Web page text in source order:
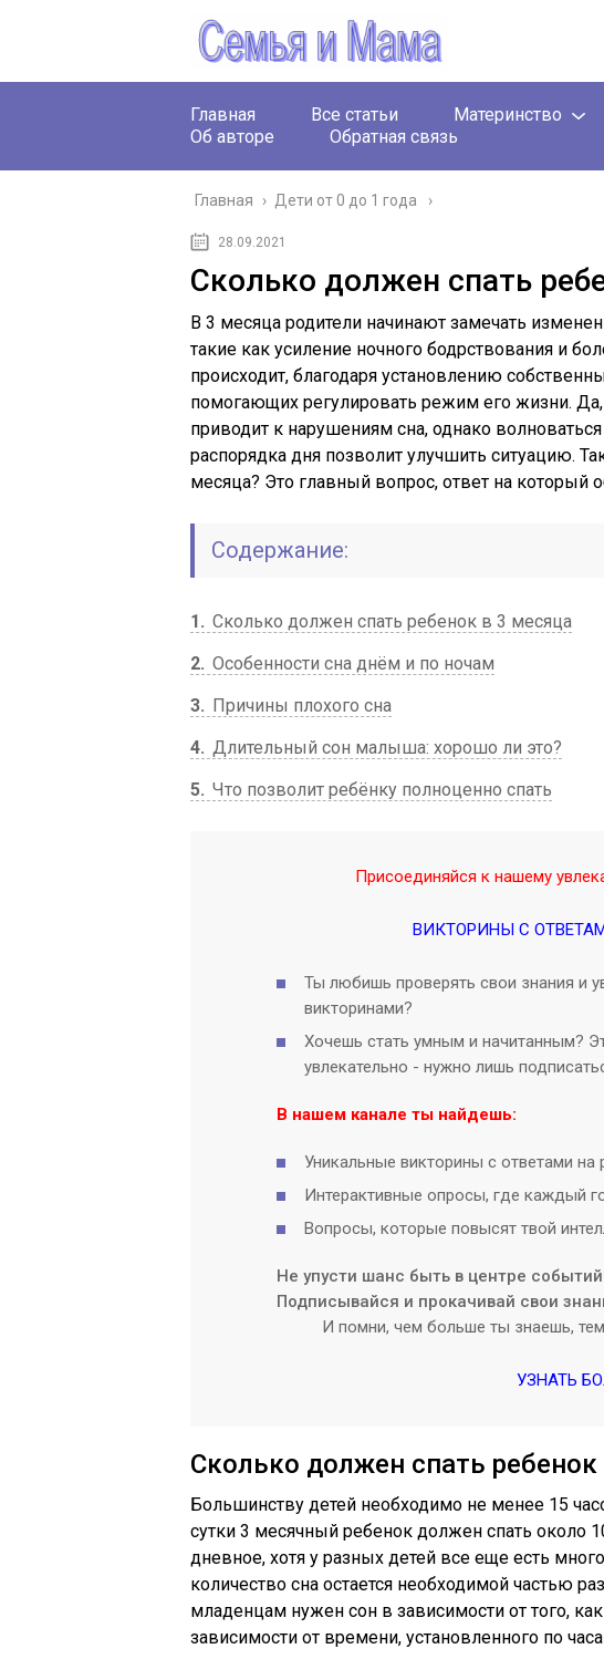
Главная Все статьи Материнство
Об авторе
Обратная связь
Главная › Дети от 0 до 1 года
28.09.2021
Сколько должен спать
В 3 месяца родители начинают замечать
такие как усиление ночного бодрствования и
происходит, благодаря установлению
помогающих регулировать режим его жизни.
приводит к нарушениям сна, однако
распорядка дня позволит улучшить ситуацию.
месяца? Это главный вопрос, ответ на который
Содержание:
1
Сколько должен спать ребенок в 3 месяца
2 Особенности сна днём и по ночам
3
Причины плохого сна
4 Длительный сон малыша: хорошо ли это?
5 Что позволит ребёнку полноценно спать
Присоединяйся к нашему
ВИКТОРИНЫ С
Ты любишь проверять свои знания и
викторинами?
Хочешь стать умным и начитанным?
увлекательно - нужно лишь
В нашем канале ты найдешь:
Уникальные викторины с ответами
Интерактивные опросы, где каждый
Вопросы, которые повысят твой
Не упусти шанс быть в центре
Подписывайся и прокачивай свои
И помни, чем больше ты знаешь,
УЗНАТЬ
Сколько должен спать
Большинству детей необходимо не менее 15
сутки 3 месячный ребенок должен спать около
дневное, хотя у разных детей все еще есть
количество сна остается необходимой частью
младенцам нужен сон в зависимости от того,
зависимости от времени, установленного по